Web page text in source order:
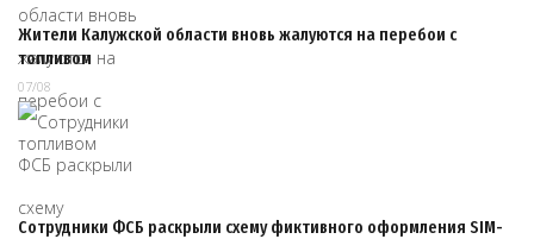
Жители Калужской области вновь жалуются на перебои с
топливом
07/08
Сотрудники ФСБ раскрыли схему фиктивного оформления SIM-